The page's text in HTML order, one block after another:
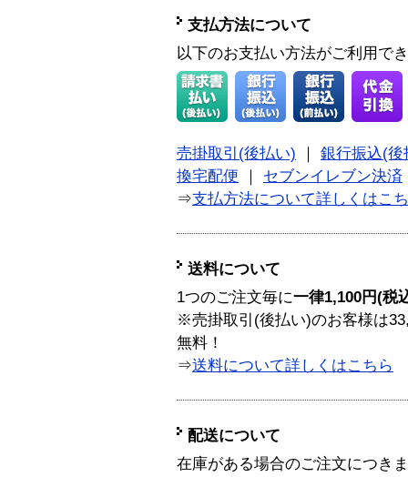
支払方法について
以下のお支払い方法がご利用で
売掛取引(後払い)
銀行振込(後
換宅配便
セブンイレブン決済
⇒支払方法について詳しくはこ
送料について
1つのご注文毎に一律1,100円(税
※売掛取引(後払い)のお客様は
無料！
⇒送料について詳しくはこちら
配送について
在庫がある場合のご注文につき